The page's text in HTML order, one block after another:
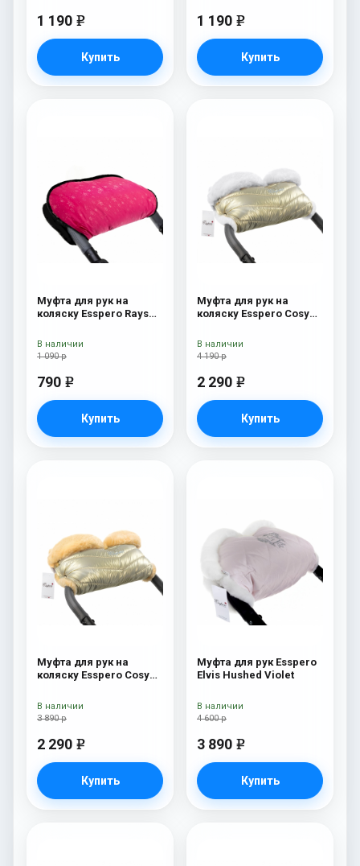
1 190 e
Купить
1 190 e
Купить
Муфта для рук на
коляску Esspero Rays
1 090 р
790 e
Купить
В наличии
Муфта для рук на
коляску Esspero Cosy
4 190 р
2 290 e
Купить
В наличии
Муфта для рук на
коляску Esspero Cosy
3 890 р
2 290 e
Купить
В наличии
Муфта для рук Esspero
Elvis Hushed Violet
4 600 р
3 890 e
Купить
В наличии